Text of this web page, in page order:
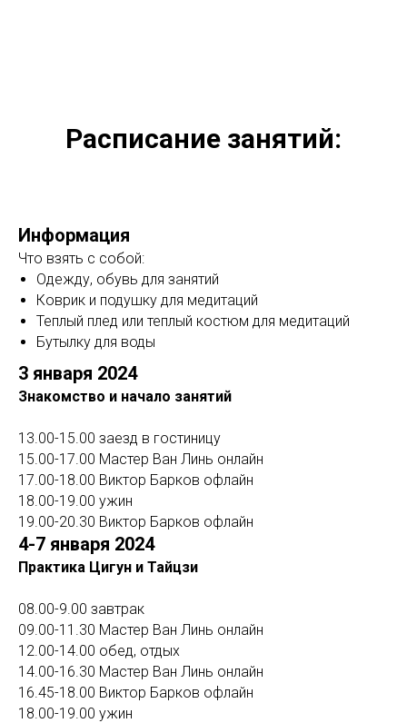
Расписание занятий:
Информация
Что взять с собой:
Одежду, обувь для занятий
Коврик и подушку для медитаций
Теплый плед или теплый костюм для медитаций
Бутылку для воды
3 января 2024
Знакомство и начало занятий
13.00-15.00 заезд в гостиницу
15.00-17.00 Мастер Ван Линь онлайн
17.00-18.00 Виктор Барков офлайн
18.00-19.00 ужин
19.00-20.30 Виктор Барков офлайн
4-7 января 2024
Практика Цигун и Тайцзи
08.00-9.00 завтрак
09.00-11.30 Мастер Ван Линь онлайн
12.00-14.00 обед, отдых
14.00-16.30 Мастер Ван Линь онлайн
16.45-18.00 Виктор Барков офлайн
18.00-19.00 ужин